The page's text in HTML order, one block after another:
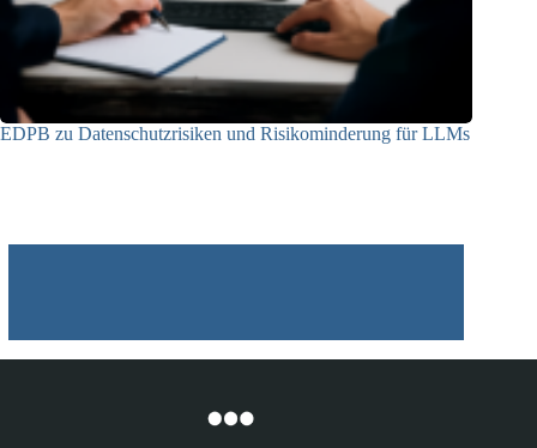
EDPB zu Datenschutzrisiken und Risikominderung für LLMs